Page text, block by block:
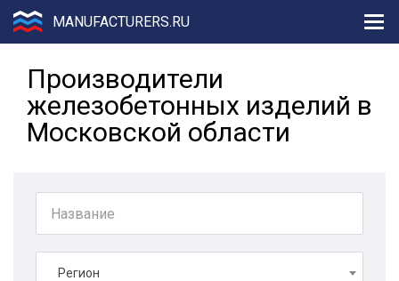
MANUFACTURERS.RU
Производители
железобетонных изделий в
Московской области
Регион